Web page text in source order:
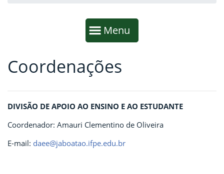
Mostrar
Menu
Fim da navegação
Início do conteúdo
Coordenações
DIVISÃO DE APOIO AO ENSINO E AO ESTUDANTE
Coordenador: Amauri Clementino de Oliveira
E-mail: daee@jaboatao.ifpe.edu.br